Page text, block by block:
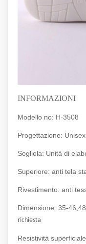
INFORMAZIONI
Modello no: H-3508
Progettazione: Unisex
Sogliola: Unità di
Superiore: anti tela
Rivestimento: anti
Dimensione: 35-
richiesta
Resistività